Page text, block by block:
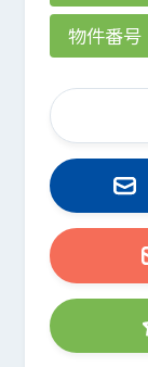
物件番号